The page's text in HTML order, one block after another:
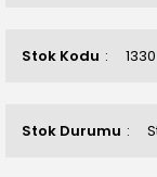
Stok Kodu 1330
Stok Durumu